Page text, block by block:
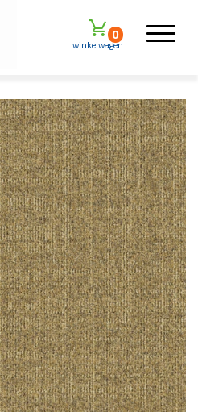
winkelwagen
0